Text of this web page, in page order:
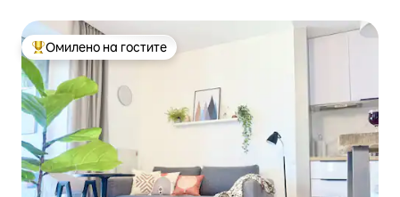
Меѓу најуспешните „Омилени на гостите“
Омилено на гостите